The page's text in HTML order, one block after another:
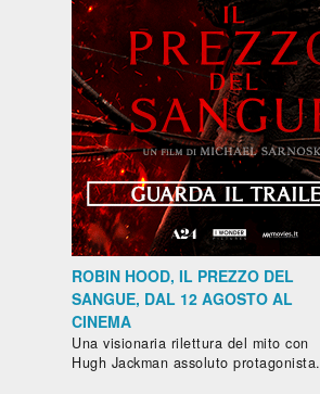
ROBIN HOOD, IL PREZZO DEL
SANGUE, DAL 12 AGOSTO AL
CINEMA
Una visionaria rilettura del mito con
Hugh Jackman assoluto protagonista.